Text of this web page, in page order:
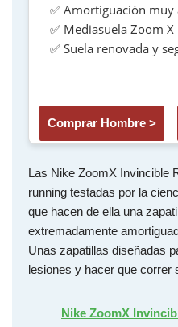
✅ Amortiguación muy
✅ Mediasuela Zoom X
✅ Suela renovada y
Comprar Hombre >
Las Nike ZoomX Invincible
running testadas por la
que hacen de ella una
extremadamente
Unas zapatillas diseñadas
lesiones y hacer que correr
Nike ZoomX